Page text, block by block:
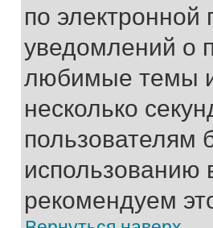
по электронной
уведомлений о
любимые темы и
несколько
пользователям
рекомендуем